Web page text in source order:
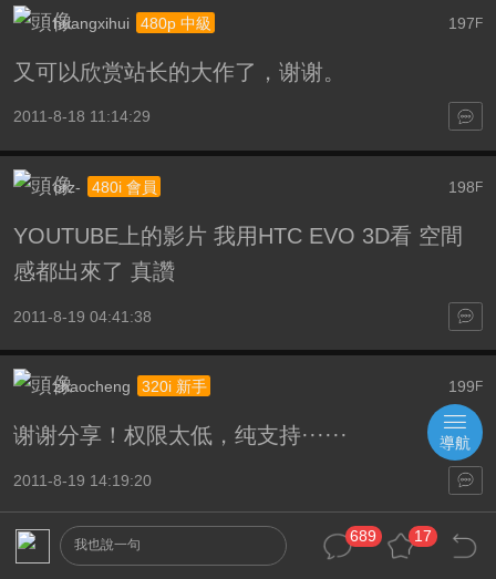
197F
huangxihui 480p 中級
又可以欣赏站长的大作了，谢谢。
2011-8-18 11:14:29
198 F
orz- 480i 會員
YOUTUBE上的影片 我用HTC EVO 3D看 空間
感都出來了 真讚
2011-8-19 04:41:38
199 F
zhaocheng 320i 新手
谢谢分享！权限太低，纯支持······
2011-8-19 14:19:20
200F
1080PFIRST
我也說一句
689 17
導航